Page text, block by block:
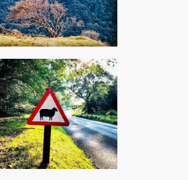
août 2023 – The
: A forest